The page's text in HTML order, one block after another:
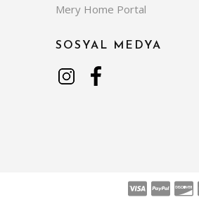
Mery Home Portal
SOSYAL MEDYA